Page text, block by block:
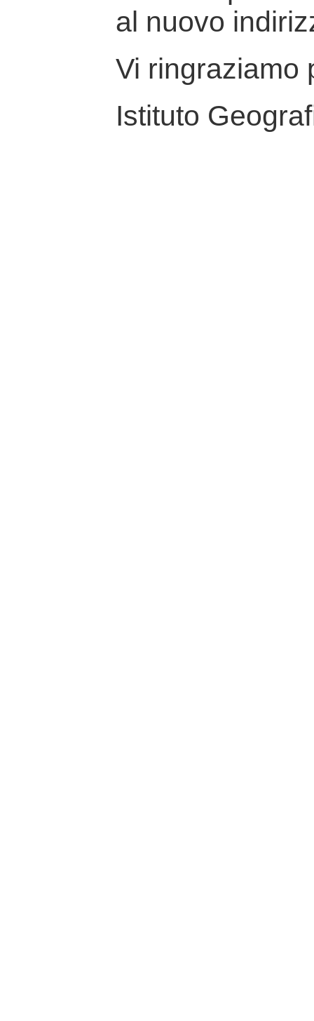
al nuovo
Vi ringraziamo
Istituto